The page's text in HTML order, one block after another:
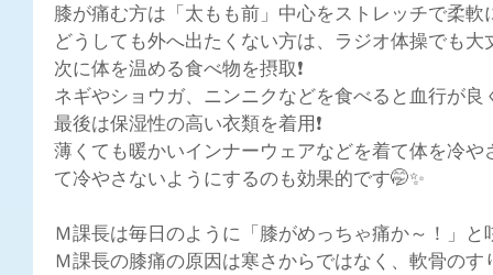
膝が痛む方は「太もも前」中心をストレッチで柔軟
どうしても外へ出たくない方は、ラジオ体操でも大
次に体を温める食べ物を摂取❗
ネギやショウガ、ニンニクなどを食べると血行が
最後は保湿性の高い衣類を着用❗
薄くても暖かいインナーウェアなどを着て体を冷
て冷やさないようにするのも効果的です🤭✨
Ｍ課長は毎日のように「膝がめっちゃ痛か～！」
Ｍ課長の膝痛の原因は寒さからではなく、軟骨の